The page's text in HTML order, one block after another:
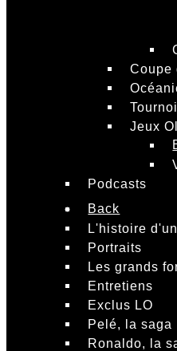
Coupe
Jeux
Podcasts
Back
L'histoire
Portraits
Les grands
Entretiens
Exclus LO
Pelé, la saga
Ronaldo, la